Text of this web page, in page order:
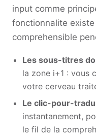
input comme
fonctionnalite
comprehensible
Les sous-titres
la zone i+1 : vous
votre cerveau
Le clic-pour-
instantanement,
le fil de la